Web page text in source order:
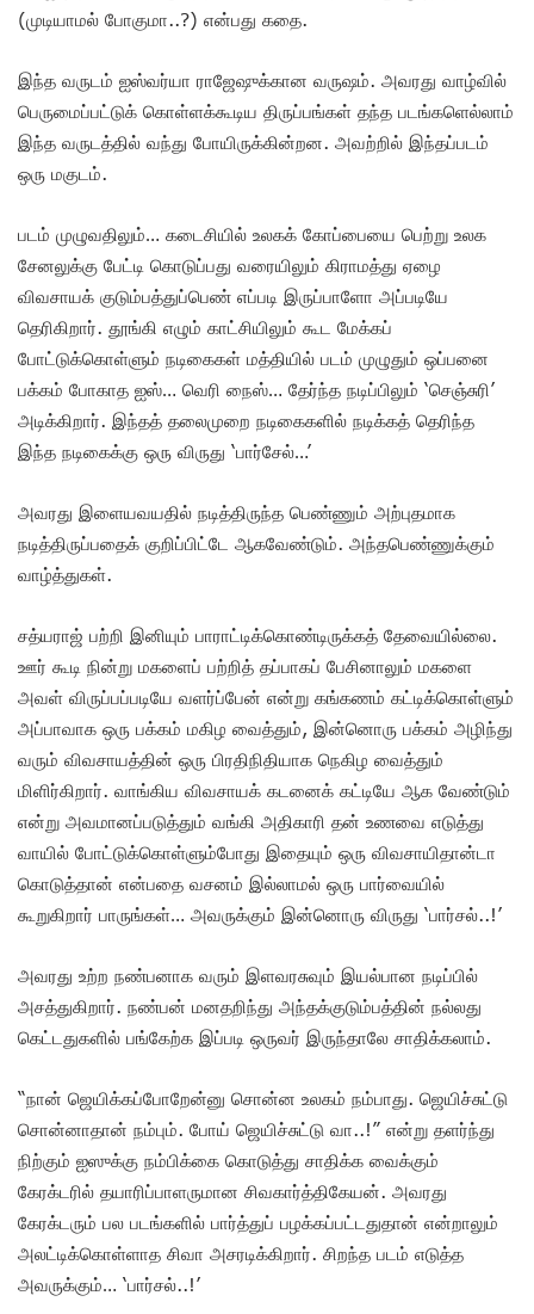
(முடியாமல் போகுமா..?) என்பது கதை.
இந்த வருடம் ஐஸ்வர்யா ராஜேஷுக்கான வருஷம். அவரது வாழ்வில்
பெருமைப்பட்டுக் கொள்ளக்கூடிய திருப்பங்கள் தந்த படங்களெல்லாம்
இந்த வருடத்தில் வந்து போயிருக்கின்றன. அவற்றில் இந்தப்படம்
ஒரு மகுடம்.
படம் முழுவதிலும்… கடைசியில் உலகக் கோப்பையை பெற்று உலக
சேனலுக்கு பேட்டி கொடுப்பது வரையிலும் கிராமத்து ஏழை
விவசாயக் குடும்பத்துப்பெண் எப்படி இருப்பாளோ அப்படியே
தெரிகிறார். தூங்கி எழும் காட்சியிலும் கூட மேக்கப்
போட்டுக்கொள்ளும் நடிகைகள் மத்தியில் படம் முழுதும் ஒப்பனை
பக்கம் போகாத ஐஸ்… வெரி நைஸ்… தேர்ந்த நடிப்பிலும் ‘செஞ்சுரி’
அடிக்கிறார். இந்தத் தலைமுறை நடிகைகளில் நடிக்கத் தெரிந்த
இந்த நடிகைக்கு ஒரு விருது ‘பார்சேல்…’
அவரது இளையவயதில் நடித்திருந்த பெண்ணும் அற்புதமாக
நடித்திருப்பதைக் குறிப்பிட்டே ஆகவேண்டும். அந்தபெண்ணுக்கும்
வாழ்த்துகள்.
சத்யராஜ் பற்றி இனியும் பாராட்டிக்கொண்டிருக்கத் தேவையில்லை.
ஊர் கூடி நின்று மகளைப் பற்றித் தப்பாகப் பேசினாலும் மகளை
அவள் விருப்பப்படியே வளர்ப்பேன் என்று கங்கணம் கட்டிக்கொள்ளும்
அப்பாவாக ஒரு பக்கம் மகிழ வைத்தும், இன்னொரு பக்கம் அழிந்து
வரும் விவசாயத்தின் ஒரு பிரதிநிதியாக நெகிழ வைத்தும்
மிளிர்கிறார். வாங்கிய விவசாயக் கடனைக் கட்டியே ஆக வேண்டும்
என்று அவமானப்படுத்தும் வங்கி அதிகாரி தன் உணவை எடுத்து
வாயில் போட்டுக்கொள்ளும்போது இதையும் ஒரு விவசாயிதான்டா
கொடுத்தான் என்பதை வசனம் இல்லாமல் ஒரு பார்வையில்
கூறுகிறார் பாருங்கள்… அவருக்கும் இன்னொரு விருது ‘பார்சல்..!’
அவரது உற்ற நண்பனாக வரும் இளவரசுவும் இயல்பான நடிப்பில்
அசத்துகிறார். நண்பன் மனதறிந்து அந்தக்குடும்பத்தின் நல்லது
கெட்டதுகளில் பங்கேற்க இப்படி ஒருவர் இருந்தாலே சாதிக்கலாம்.
“நான் ஜெயிக்கப்போறேன்னு சொன்ன உலகம் நம்பாது. ஜெயிச்சுட்டு
சொன்னாதான் நம்பும். போய் ஜெயிச்சுட்டு வா..!” என்று தளர்ந்து
நிற்கும் ஐஸுக்கு நம்பிக்கை கொடுத்து சாதிக்க வைக்கும்
கேரக்டரில் தயாரிப்பாளருமான சிவகார்த்திகேயன். அவரது
கேரக்டரும் பல படங்களில் பார்த்துப் பழக்கப்பட்டதுதான் என்றாலும்
அலட்டிக்கொள்ளாத சிவா அசரடிக்கிறார். சிறந்த படம் எடுத்த
அவருக்கும்… ‘பார்சல்..!’